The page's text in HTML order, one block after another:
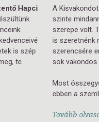
Hapci
is szép
te
A
szinte
szerepe volt.
is szeretnénk
szerencsére
sok
Most
ebben a
Tovább